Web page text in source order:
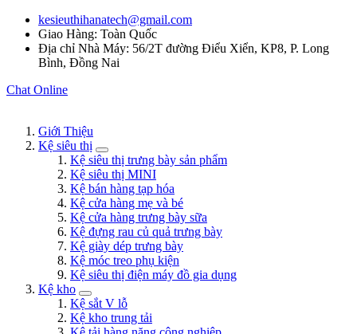
kesieuthihanatech@gmail.com
Giao Hàng: Toàn Quốc
Địa chỉ Nhà Máy: 56/2T đường Điểu Xiển, KP8, P. Long
Bình, Đồng Nai
Chat Online
Giới Thiệu
Kệ siêu thị
Kệ siêu thị trưng bày sản phẩm
Kệ siêu thị MINI
Kệ bán hàng tạp hóa
Kệ cửa hàng mẹ và bé
Kệ cửa hàng trưng bày sữa
Kệ đựng rau củ quả trưng bày
Kệ giày dép trưng bày
Kệ móc treo phụ kiện
Kệ siêu thị điện máy đồ gia dụng
Kệ kho
Kệ sắt V lỗ
Kệ kho trung tải